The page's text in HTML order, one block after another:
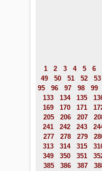
1 2 3 4 5 6
49
50 51 52 53
95
96 97 98 99
133
134 135
169
170 171
205
206 207
241
242 243
277
278 279
313
314 315
349
350 351
385
386 387